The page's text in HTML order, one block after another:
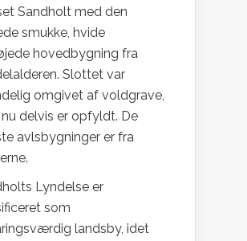
Sandholt med den
smukke, hvide
hovedbygning fra
Slottet var
omgivet af voldgrave,
delvis er opfyldt. De
avlsbygninger er fra
Lyndelse er
som
landsby, idet